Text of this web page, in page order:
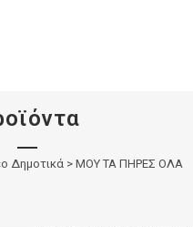
Δημοτικά > ΜΟΥ ΤΑ ΠΗΡΕΣ ΟΛΑ